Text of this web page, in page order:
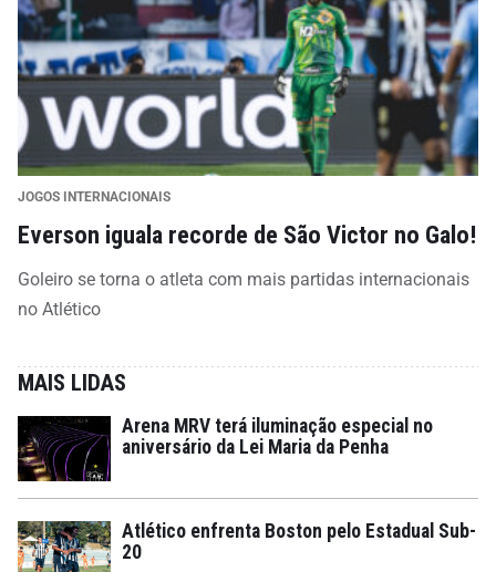
JOGOS INTERNACIONAIS
Everson iguala recorde de São Victor no Galo!
Goleiro se torna o atleta com mais partidas internacionais
no Atlético
MAIS LIDAS
Arena MRV terá iluminação especial no
aniversário da Lei Maria da Penha
Atlético enfrenta Boston pelo Estadual Sub-
20